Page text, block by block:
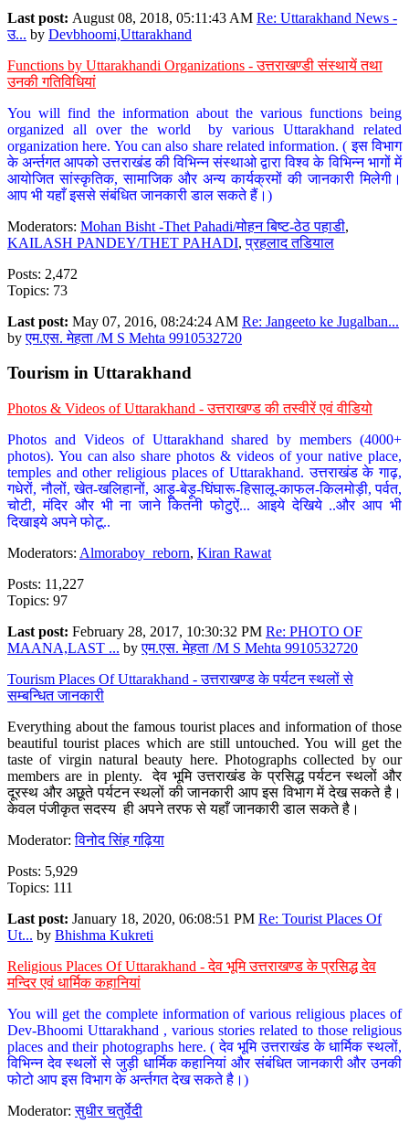
Last post: August 08, 2018, 05:11:43 AM Re: Uttarakhand News -
उ... by Devbhoomi,Uttarakhand
Functions by Uttarakhandi Organizations - उत्तराखण्डी संस्थायें तथा
उनकी गतिविधियां
You will find the information about the various functions being
organized all over the world by various Uttarakhand related
organization here. You can also share related information. ( इस विभाग
के अर्न्तगत आपको उत्तराखंड की विभिन्न संस्थाओ द्वारा विश्व के विभिन्न भागों में
आयोजित सांस्कृतिक, सामाजिक और अन्य कार्यक्रमों की जानकारी मिलेगी।
आप भी यहाँ इससे संबंधित जानकारी डाल सकते हैं।)
Moderators: Mohan Bisht -Thet Pahadi/मोहन बिष्ट-ठेठ पहाडी,
KAILASH PANDEY/THET PAHADI,प्रहलाद तडियाल
Posts: 2,472
Topics: 73
Last post: May 07, 2016, 08:24:24 AM Re: Jangeeto ke Jugalban...
byएम.एस. मेहता /M S Mehta 9910532720
Tourism in Uttarakhand
Photos & Videos of Uttarakhand - उत्तराखण्ड की तस्वीरें एवं वीडियो
Photos and Videos of Uttarakhand shared by members (4000+
photos). You can also share photos & videos of your native place,
temples and other religious places of Uttarakhand. उत्तराखंड के गाढ़,
गधेरों, नौलों, खेत-खलिहानों, आड़ू-बेड़ू-घिंघारू-हिसालू-काफल-किलमोड़ी, पर्वत,
चोटी, मंदिर और भी ना जाने कितनी फोटुऐं... आइये देखिये ..और आप भी
दिखाइये अपने फोटू..
Moderators: Almoraboy_reborn, Kiran Rawat
Posts: 11,227
Topics: 97
Last post: February 28, 2017, 10:30:32 PM Re: PHOTO OF
MAANA,LAST ... byएम.एस. मेहता /M S Mehta 9910532720
Tourism Places Of Uttarakhand - उत्तराखण्ड के पर्यटन स्थलों से
सम्बन्धित जानकारी
Everything about the famous tourist places and information of those
beautiful tourist places which are still untouched. You will get the
taste of virgin natural beauty here. Photographs collected by our
members are in plenty. देव भूमि उत्तराखंड के प्रसिद्ध पर्यटन स्थलों और
दूरस्थ और अछूते पर्यटन स्थलों की जानकारी आप इस विभाग में देख सकते है।
केवल पंजीकृत सदस्य ही अपने तरफ से यहाँ जानकारी डाल सकते है।
Moderator:विनोद सिंह गढ़िया
Posts: 5,929
Topics: 111
Last post: January 18, 2020, 06:08:51 PM Re: Tourist Places Of
Ut... by Bhishma Kukreti
Religious Places Of Uttarakhand - देव भूमि उत्तराखण्ड के प्रसिद्ध देव
मन्दिर एवं धार्मिक कहानियां
You will get the complete information of various religious places of
Dev-Bhoomi Uttarakhand , various stories related to those religious
places and their photographs here. ( देव भूमि उत्तराखंड के धार्मिक स्थलों,
विभिन्न देव स्थलों से जुड़ी धार्मिक कहानियां और संबंधित जानकारी और उनकी
फोटो आप इस विभाग के अर्न्तगत देख सकते है।)
Moderator:सुधीर चतुर्वेदी